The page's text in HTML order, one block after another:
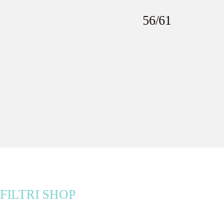
56/61
FILTRI SHOP